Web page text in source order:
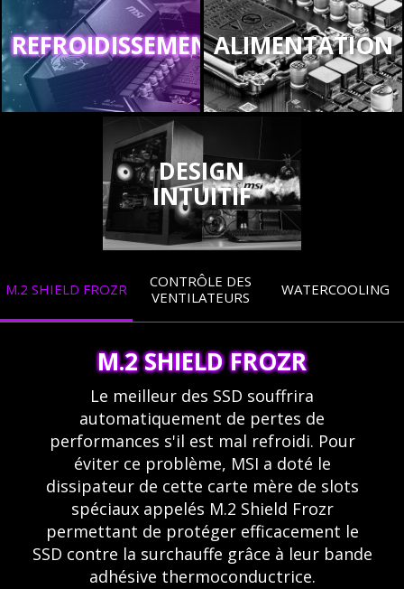
REFROIDISSEMENTALIMENTATION
DESIGN
INTUITIF
M.2 SHIELD FROZR
CONTRÔLE DES
VENTILATEURS
WATERCOOLING
M.2 SHIELD FROZR
Le meilleur des SSD souffrira
automatiquement de pertes de
performances s'il est mal refroidi. Pour
éviter ce problème, MSI a doté le
dissipateur de cette carte mère de slots
spéciaux appelés M.2 Shield Frozr
permettant de protéger efficacement le
SSD contre la surchauffe grâce à leur bande
adhésive thermoconductrice.